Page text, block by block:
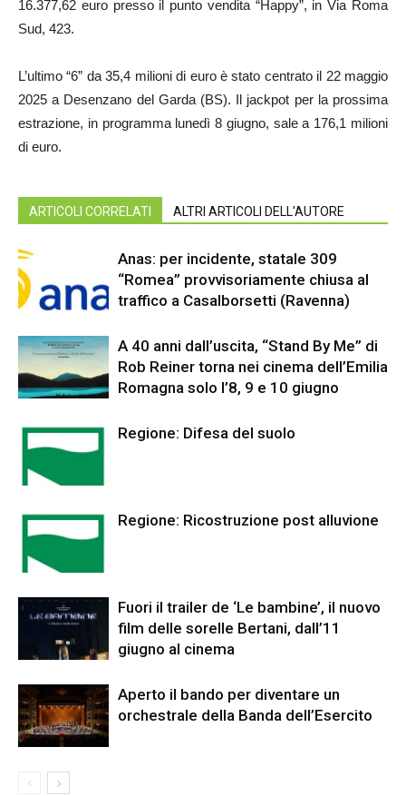
16.377,62 euro presso il punto vendita “Happy”, in Via Roma
Sud, 423.
L’ultimo “6” da 35,4 milioni di euro è stato centrato il 22 maggio
2025 a Desenzano del Garda (BS). Il jackpot per la prossima
estrazione, in programma lunedì 8 giugno, sale a 176,1 milioni
di euro.
ARTICOLI CORRELATI ALTRI ARTICOLI DELL'AUTORE
Anas: per incidente, statale 309
“Romea” provvisoriamente chiusa al
traffico a Casalborsetti (Ravenna)
A 40 anni dall’uscita, “Stand By Me” di
Rob Reiner torna nei cinema dell’Emilia
Romagna solo l’8, 9 e 10 giugno
Regione: Difesa del suolo
Regione: Ricostruzione post alluvione
Fuori il trailer de ‘Le bambine’, il nuovo
film delle sorelle Bertani, dall’11
giugno al cinema
Aperto il bando per diventare un
orchestrale della Banda dell’Esercito